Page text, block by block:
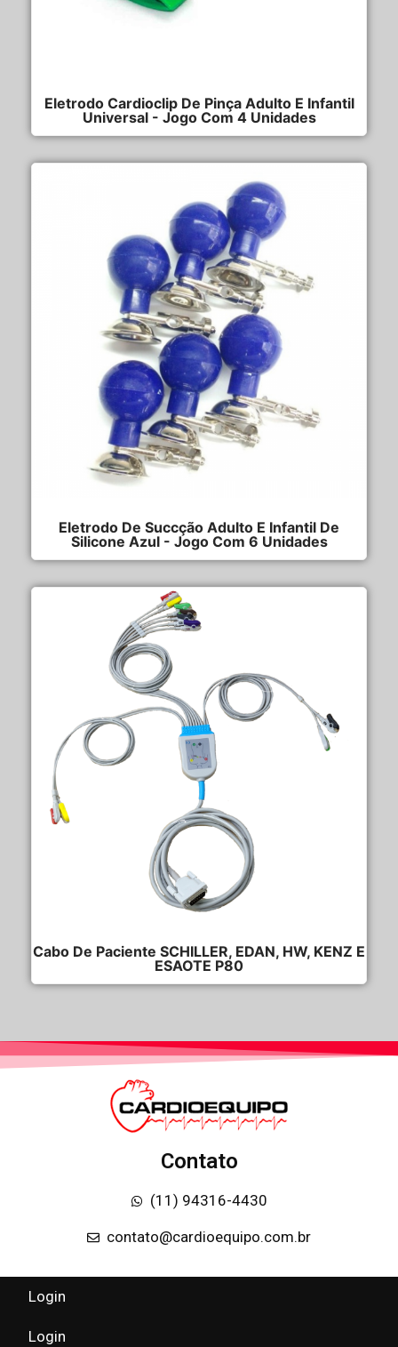
Eletrodo Cardioclip De Pinça Adulto E Infantil
Universal - Jogo Com 4 Unidades
Eletrodo De Succção Adulto E Infantil De
Silicone Azul - Jogo Com 6 Unidades
Cabo De Paciente SCHILLER, EDAN, HW, KENZ E
ESAOTE P80
Contato
(11) 94316-4430
contato@cardioequipo.com.br
Login
Login